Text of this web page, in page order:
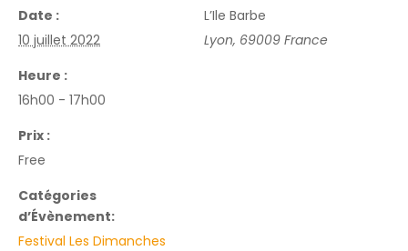
Date :
10 juillet 2022
Heure :
16h00 - 17h00
Prix :
Free
Catégories
d’Évènement:
Festival Les Dimanches
L’Ile Barbe
Lyon, 69009 France